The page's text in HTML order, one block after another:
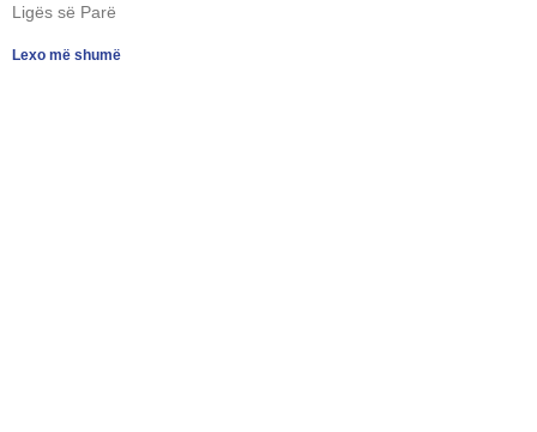
Ligës së Parë
Lexo më shumë